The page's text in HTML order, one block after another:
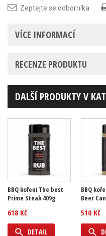
Zeptejte se odborníka
VÍCE INFORMACÍ
RECENZE PRODUKTU
DALŠÍ PRODUKTY V
BBQ koření The best
Prime Steak 409g
618 Kč
DETAIL
BBQ
Beer
510 Kč